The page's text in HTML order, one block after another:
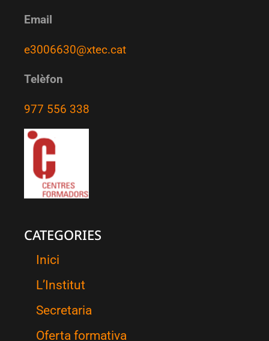
Email
e3006630@xtec.cat
Telèfon
977 556 338
CATEGORIES
Inici
L’Institut
Secretaria
Oferta formativa